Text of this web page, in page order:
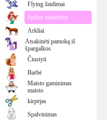
Flying žaidimai
Spēles meitenēm
Arkliai
Atsakinėti pamoką iš
špargalkos
Čiustyti
Barbė
Maisto gaminimas
maisto
kirpėjas
Spalvinimas